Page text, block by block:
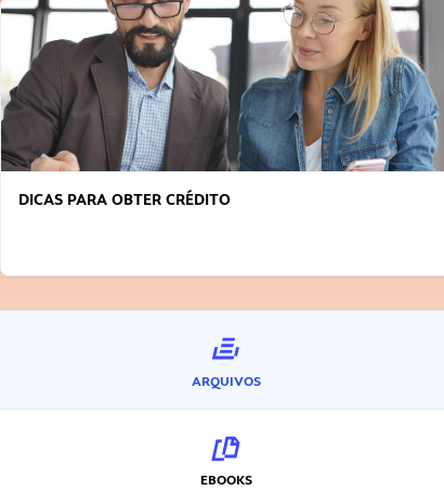
FAÇA A DIFERENÇA: SEJA SUSTENTÁVEL, SEJA
ARQUIVOS
EBOOKS